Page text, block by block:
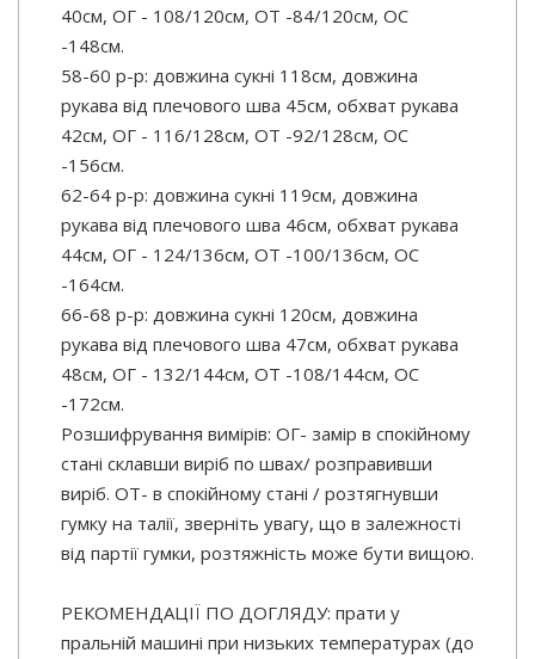
40см, ОГ - 108/120см, ОТ -84/120см, OC
-148см.
58-60 р-р: довжина сукні 118см, довжина
рукава від плечового шва 45см, обхват рукава
42см, ОГ - 116/128см, ОТ -92/128см, OC
-156см.
62-64 р-р: довжина сукні 119см, довжина
рукава від плечового шва 46см, обхват рукава
44см, ОГ - 124/136см, ОТ -100/136см, OC
-164см.
66-68 р-р: довжина сукні 120см, довжина
рукава від плечового шва 47см, обхват рукава
48см, ОГ - 132/144см, ОТ -108/144см, OC
-172см.
Розшифрування вимірів: ОГ- замір в спокійному
стані склавши виріб по швах/ розправивши
виріб. ОТ- в спокійному стані / розтягнувши
гумку на талії, зверніть увагу, що в залежності
від партії гумки, розтяжність може бути вищою.
РЕКОМЕНДАЦІЇ ПО ДОГЛЯДУ: прати у
пральній машині при низьких температурах (до